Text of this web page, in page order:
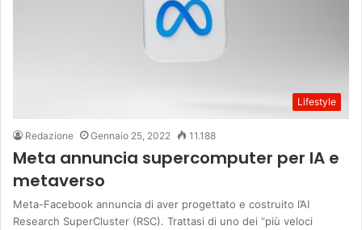
Lifestyle
Redazione Gennaio 25, 2022 11.188
Meta annuncia supercomputer per IA e
metaverso
Meta-Facebook annuncia di aver progettato e costruito l’AI
Research SuperCluster (RSC). Trattasi di uno dei “più veloci